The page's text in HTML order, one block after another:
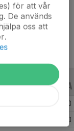
0
0
för att vår
De används
oss att